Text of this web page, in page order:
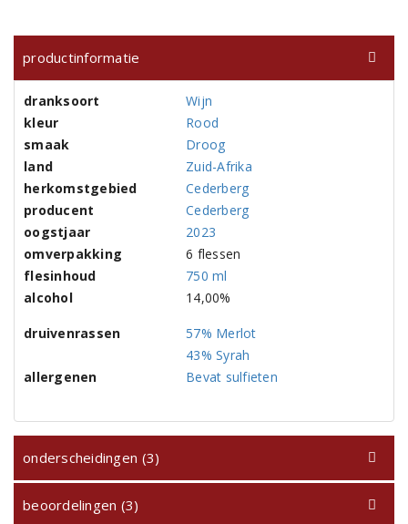
productinformatie
dranksoort
Wijn
kleur
Rood
smaak
Droog
land
Zuid-Afrika
herkomstgebied
Cederberg
producent
Cederberg
oogstjaar
2023
omverpakking
6 flessen
flesinhoud
750 ml
alcohol
14,00%
druivenrassen
57% Merlot
43% Syrah
allergenen
Bevat sulfieten
onderscheidingen (3)
beoordelingen (3)